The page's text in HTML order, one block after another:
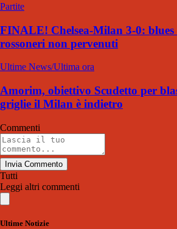
Partite
FINALE! Chelsea-Milan 3-0:
rossoneri non pervenuti
Ultime News/Ultima ora
Amorim, obiettivo Scudetto per
griglie il Milan è indietro
Commenti
Invia Commento
Tutti
Leggi altri commenti
Ultime Notizie